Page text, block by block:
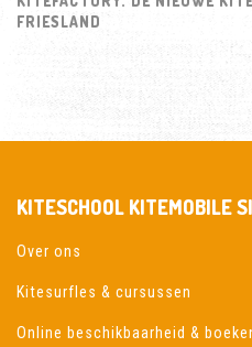
FRIESLAND
KITESCHOOL KITEMOBILE
Over ons
Kitesurfles & cursussen
Online beschikbaarheid &